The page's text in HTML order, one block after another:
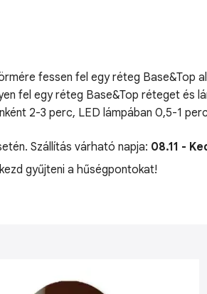
fessen fel egy réteg
fel egy réteg Base&Top réteget és
2-3 perc, LED lámpában 0,5-1
Szállítás várható napja: 08.11 -
gyűjteni a hűségpontokat!